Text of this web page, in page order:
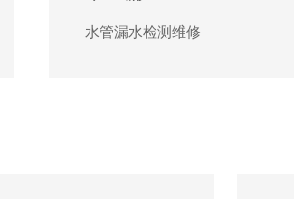
水管漏水检测维修